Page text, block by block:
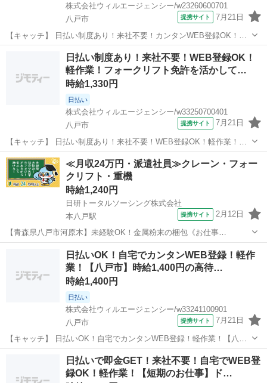
株式会社ウィルエージェンシー/w23260600701
八戸市
提携サイト 7月21日
【キャッチ】 日払い制度あり！来社不要！カンタンWEB登録OK！軽
作業！フォークリフト作業員 経験者優遇 1400円の高時給 八戸市
【コメント】 来社不要！WEB登録でスピード採用☆彡 ◇お給料は日
払いで好きな時にG...
八戸市 仕分け
日払い制度あり！来社不要！WEB登録OK！
軽作業！フォークリフト免許を活かして…
時給1,330円
日払い
株式会社ウィルエージェンシー/w33250700401
八戸市
提携サイト 7月21日
【キャッチ】 日払い制度あり！来社不要！WEB登録OK！軽作業！フ
ォークリフト免許を活かして働こう！ 【コメント】 来社不要！WEB
登録でスピード採用☆彡 ◇お給料は日払いで好きな時にGET可能
◆20代～ミドル・シニ...
青森 八戸市 仕分け
≪月収24万円・派遣社員≫クレーン・フォー
クリフト・重機
時給1,240円
日研トータルソーシング株式会社
本八戸駅
提携サイト 2月12日
【青森県八戸市河原木】未経験OK！金属粉末の梱包《お仕事
No.2A160》 お仕事について 金属粉末をビニール袋へ梱包していく作
業や、粉末をふるいにかけて大きさ別に分ける作業です。 ※業務の変
更、就業場所の変更の範囲、契...
八戸市 本八戸駅 その他
日払いOK！自宅でカンタンWEB登録！軽作
業！【八戸市】時給1,400円の高待…
時給1,400円
日払い
株式会社ウィルエージェンシー/w33241100901
八戸市
提携サイト 7月21日
【キャッチ】 日払いOK！自宅でカンタンWEB登録！軽作業！【八戸
市】時給1,400円の高待遇！経験活かして50代も活躍中。フォークリフ
トでの運搬・仕分け。見学OK 【コメント】 来社不要！WEB登録でス
ピード採用☆彡 ...
八戸市 仕分け
日払いで即金GET！来社不要！自宅でWEB登
録OK！軽作業！【短期のお仕事】ド…